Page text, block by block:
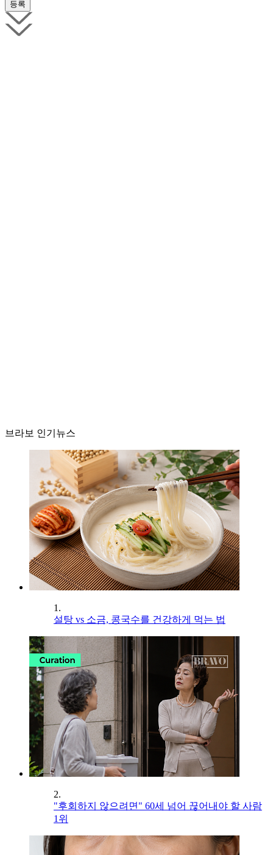
브라보 인기뉴스
1.
설탕 vs 소금, 콩국수를 건강하게 먹는 법
2.
"후회하지 않으려면" 60세 넘어 끊어내야 할 사람
1위